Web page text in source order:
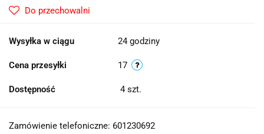
Do przechowalni
Wysyłka w ciągu 24 godziny
Cena przesyłki 17
Dostępność 4 szt.
Zamówienie telefoniczne: 601230692